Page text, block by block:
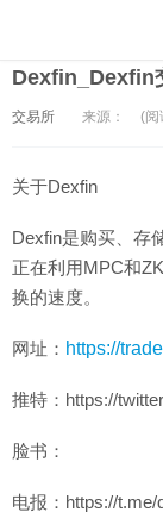
Dexfin_Dexfin
交易所 来源： (阅
关于Dexfin
Dexfin是购买、存
正在利用MPC和
换的速度。
网址： https://
推特：https://
脸书：
电报：https://t.me/